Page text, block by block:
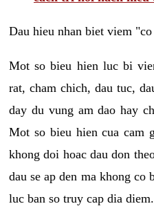
Dau hieu nhan biet viem
Mot so bieu hien luc bi
rat, cham chich, dau tuc,
day du vung am dao hay
Mot so bieu hien cua cam
khong doi hoac dau don
dau se ap den ma khong co
luc ban so truy cap dia diem.